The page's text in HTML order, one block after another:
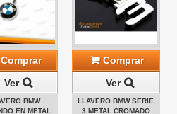
Comprar
Ver
BMW
EN METAL
Comprar
Ver
LLAVERO BMW SERIE
3 METAL CROMADO